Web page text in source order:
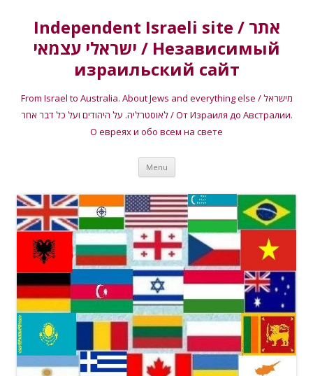
Independent Israeli site / אתר
ישראלי עצמאי / Независимый
израильский сайт
From Israel to Australia. About Jews and everything else / מישראל
לאוסטרליה. על היהודים ועל כל דבר אחר / От Израиля до Австралии.
О евреях и обо всем на свете
Menu Skip
content